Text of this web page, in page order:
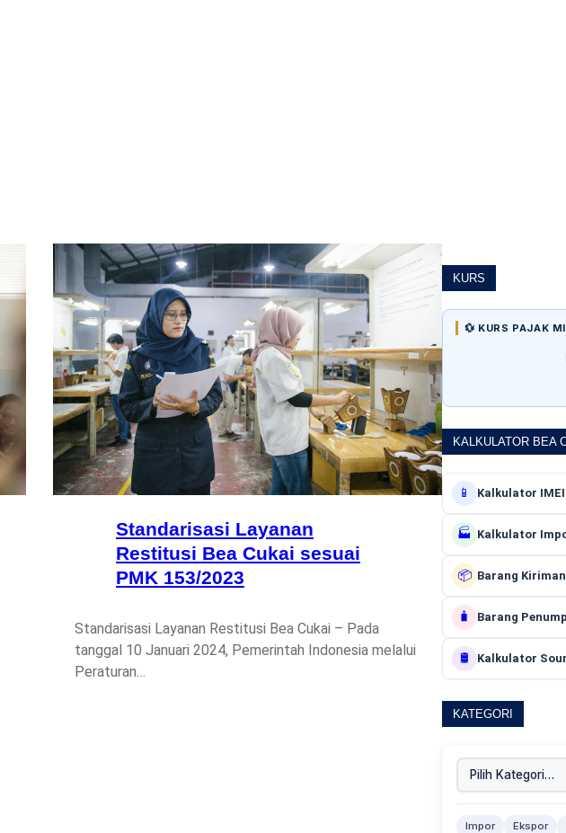
Standarisasi Layanan
Restitusi Bea Cukai sesuai
PMK 153/2023
Standarisasi Layanan Restitusi Bea Cukai – Pada
tanggal 10 Januari 2024, Pemerintah Indonesia melalui
Peraturan…
KURS
💱 KURS PAJAK
KALKULATOR BEA
📱 Kalkulator IMEI
🏭 Kalkulator
📦 Barang Kiriman
🧳 Barang
🛢️ Kalkulator
KATEGORI
Impor Ekspor